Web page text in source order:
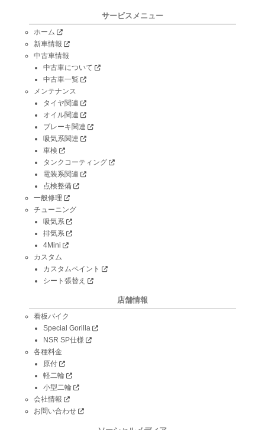
サービスメニュー
ホーム
新車情報
中古車情報
中古車について
中古車一覧
メンテナンス
タイヤ関連
オイル関連
ブレーキ関連
吸気系関連
車検
タンクコーティング
電装系関連
点検整備
一般修理
チューニング
吸気系
排気系
4Mini
カスタム
カスタムペイント
シート張替え
店舗情報
看板バイク
Special Gorilla
NSR SP仕様
各種料金
原付
軽二輪
小型二輪
会社情報
お問い合わせ